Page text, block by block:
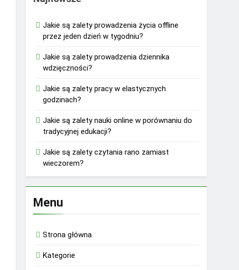
Jakie są zalety prowadzenia życia offline
przez jeden dzień w tygodniu?
Jakie są zalety prowadzenia dziennika
wdzięczności?
Jakie są zalety pracy w elastycznych
godzinach?
Jakie są zalety nauki online w porównaniu do
tradycyjnej edukacji?
Jakie są zalety czytania rano zamiast
wieczorem?
Menu
Strona główna
Kategorie